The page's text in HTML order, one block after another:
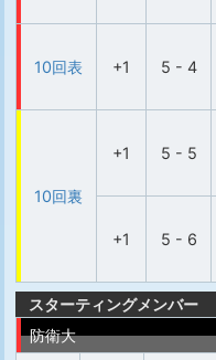
10回表 +1 5 - 4
10回裏
+1 5 - 5
+1 5 - 6
スターティングメンバー
防衛大